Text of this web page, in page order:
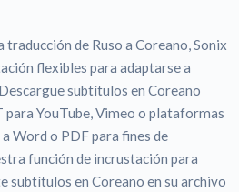
traducción de Ruso a Coreano, Sonix
flexibles para adaptarse a
subtítulos en Coreano
YouTube, Vimeo o plataformas
Word o PDF para fines de
función de incrustación para
subtítulos en Coreano en su archivo